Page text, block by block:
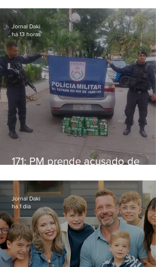
171: PM prende acusado de
Niterói
Jornal Daki
há 13 horas
Jornal Daki
há 1 dia